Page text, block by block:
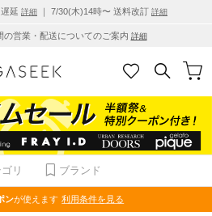
延 詳細 ｜ 7/30(木)14時〜 送料改訂 詳細
の営業・配送についてのご案内 詳細
リ ブランド
ンが使えます 利用条件を見る